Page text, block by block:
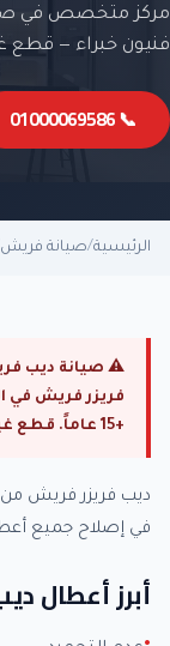
مركز متخصص في
فنيون خبراء — قطع
📞 01000069586
الرئيسية/صيانة فريش
⚠ صيانة ديب
فريزر فريش في
+15 عاماً. قطع غيار أصلية — ضمان 6 أشهر.
ديب فريزر فريش
في إصلاح جميع
أبرز أعطال